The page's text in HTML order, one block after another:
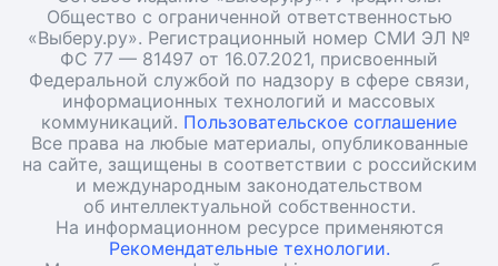
Общество с ограниченной ответственностью
«Выберу.ру». Регистрационный номер СМИ ЭЛ №
ФС 77 — 81497 от 16.07.2021, присвоенный
Федеральной службой по надзору в сфере связи,
информационных технологий и массовых
коммуникаций. Пользовательское соглашение
Все права на любые материалы, опубликованные
на сайте, защищены в соответствии с российским
и международным законодательством
об интеллектуальной собственности.
На информационном ресурсе применяются
Рекомендательные технологии.